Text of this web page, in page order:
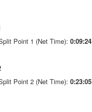
Point 1 (Net Time): 0:09:24
Point 2 (Net Time): 0:23:05